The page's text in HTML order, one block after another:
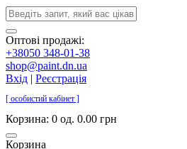
Оптові продажі:
+38050 348-01-38
shop@paint.dn.ua
Вхід | Реєстрація
[ особистий кабінет ]
Корзина: 0 од. 0.00 грн
Корзина